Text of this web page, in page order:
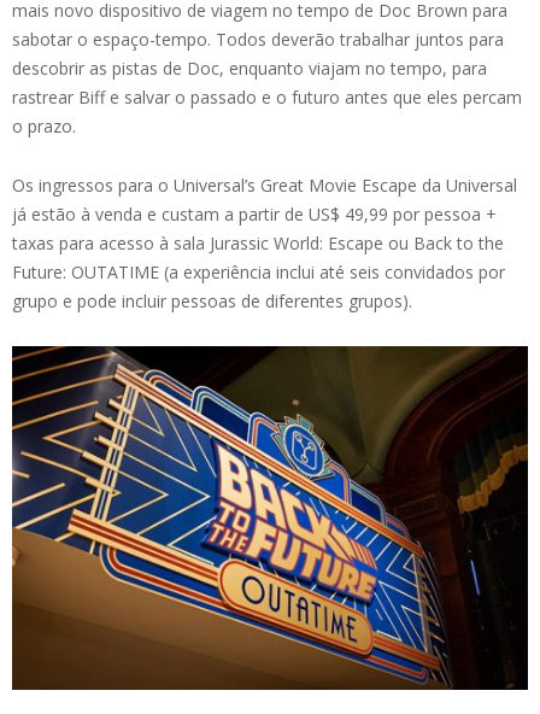
mais novo dispositivo de viagem no tempo de Doc Brown para
sabotar o espaço-tempo. Todos deverão trabalhar juntos para
descobrir as pistas de Doc, enquanto viajam no tempo, para
rastrear Biff e salvar o passado e o futuro antes que eles percam
o prazo.
Os ingressos para o Universal’s Great Movie Escape da Universal
já estão à venda e custam a partir de US$ 49,99 por pessoa +
taxas para acesso à sala Jurassic World: Escape ou Back to the
Future: OUTATIME (a experiência inclui até seis convidados por
grupo e pode incluir pessoas de diferentes grupos).